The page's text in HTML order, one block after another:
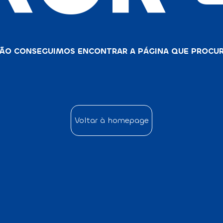
CONSEGUIMOS ENCONTRAR A PÁGINA QUE
Voltar à homepage